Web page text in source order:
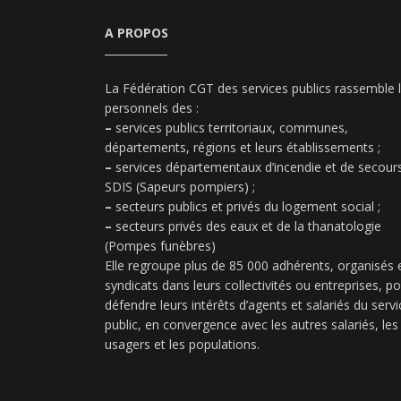
A PROPOS
La Fédération CGT des services publics rassemble
personnels des :
– services publics territoriaux, communes,
départements, régions et leurs établissements ;
– services départementaux d’incendie et de
SDIS (Sapeurs pompiers) ;
– secteurs publics et privés du logement social ;
– secteurs privés des eaux et de la thanatologie
(Pompes funèbres)
Elle regroupe plus de 85 000 adhérents, organisés
syndicats dans leurs collectivités ou entreprises,
défendre leurs intérêts d’agents et salariés du
public, en convergence avec les autres salariés, les
usagers et les populations.